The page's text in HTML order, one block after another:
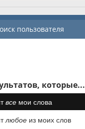
пользователя
которые...
всемои слова
любоеиз моих слов